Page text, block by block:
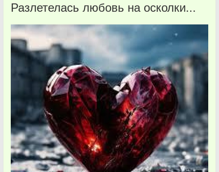
Разлетелась любовь на осколки...